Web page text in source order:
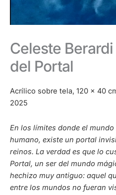
Celeste Berardi – El Guardián
del Portal
Acrílico sobre tela, 120 x 40
2025
En los límites donde el mundo mágico toca al mundo
humano, existe un portal
reinos. La verdad es que lo
Portal, un ser del mundo
hechizo muy antiguo: aquel
entre los mundos no fueran